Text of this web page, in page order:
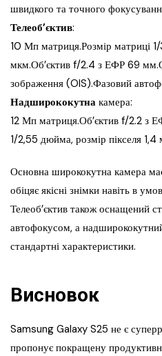
швидкого та точного
Телеоб’єктив:
10 Мп матриця.Розмір матриці
мкм.Об’єктив f/2.4 з ЕФР 69
зображення (OIS).Фазовий
Надширококутна камера:
12 Мп матриця.Об’єктив f/2.2 з
1/2,55 дюйма, розмір пікселя 1,4
Основна ширококутна камера
обіцяє якісні знімки навіть в
Телеоб’єктив також оснащений
автофокусом, а
стандартні характеристики.
Висновок
Samsung Galaxy S25 не є
пропонує покращену